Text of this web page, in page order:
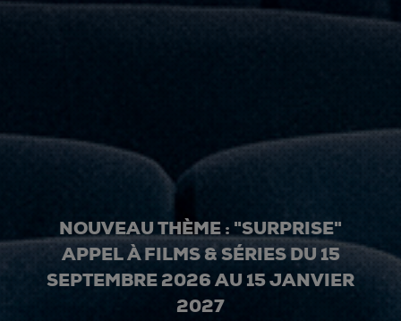
NOUVEAU THÈME : "SURPRISE"
APPEL À FILMS & SÉRIES DU 15
SEPTEMBRE 2026 AU 15 JANVIER
2027